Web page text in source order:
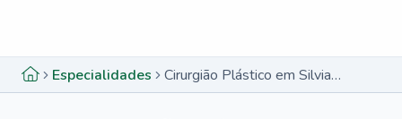
Especialidades Cirurgião Plástico em Silvianópolis - MG